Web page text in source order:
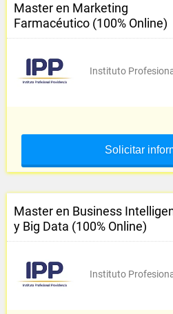
Master en Marketing
Farmacéutico (100% Online)
Instituto
Solicitar
Master en Business
y Big Data (100% Online)
Instituto